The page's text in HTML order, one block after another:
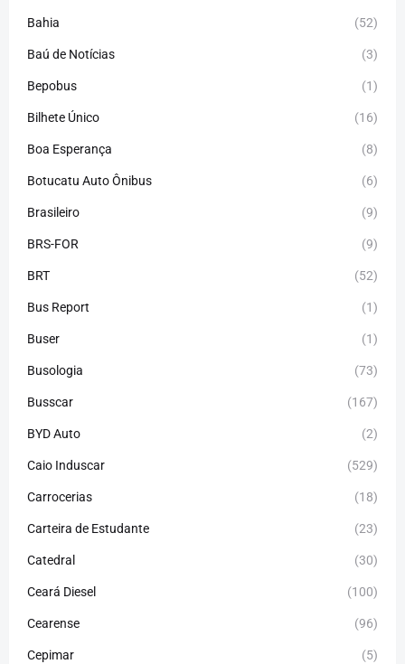
Bahia (52)
Baú de Notícias (3)
Bepobus (1)
Bilhete Único (16)
Boa Esperança (8)
Botucatu Auto Ônibus (6)
Brasileiro (9)
BRS-FOR (9)
BRT (52)
Bus Report (1)
Buser (1)
Busologia (73)
Busscar (167)
BYD Auto (2)
Caio Induscar (529)
Carrocerias (18)
Carteira de Estudante (23)
Catedral (30)
Ceará Diesel (100)
Cearense (96)
Cepimar (5)